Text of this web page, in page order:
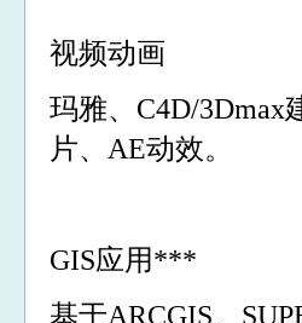
视频动画
玛雅、C4D/
片、AE动效。
GIS应用***
基于ARCGIS、